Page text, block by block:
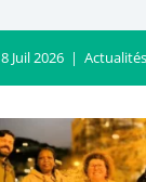
8 Juil 2026 | Actualités